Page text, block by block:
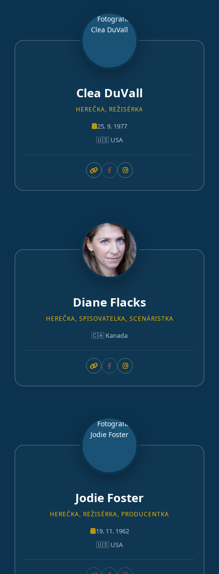
Clea DuVall
HEREČKA, REŽISÉRKA
25. 9. 1977
🇺🇸 USA
Diane Flacks
HEREČKA, SPISOVATELKA, SCENÁRISTKA
🇨🇦 Kanada
Jodie Foster
HEREČKA, REŽISÉRKA, PRODUCENTKA
19. 11. 1962
🇺🇸 USA